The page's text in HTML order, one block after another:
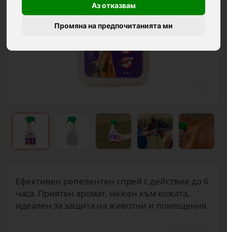
Аз отказвам
Промяна на предпочитанията ми
Ефективен репелентен спрей с действие до 6
часа. Приятен аромат, нежен към кожата,
идеален за защита на животни и помещения.